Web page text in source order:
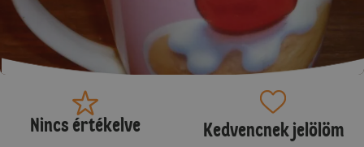
Nincs értékelve Kedvencnek jelölöm